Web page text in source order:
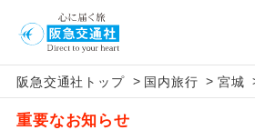
阪急交通社トップ > 国内旅行 > 宮城
重要なお知らせ
アイコン